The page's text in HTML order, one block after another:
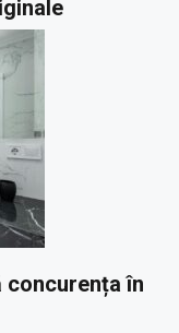
concurența în